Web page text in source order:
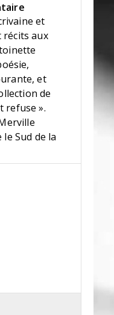
et
récits aux
et
de
refuse ».
Sud de la